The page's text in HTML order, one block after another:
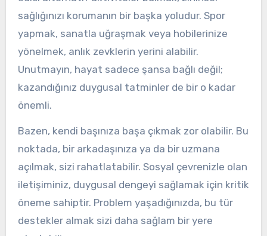
sağlığınızı korumanın bir başka yoludur. Spor
yapmak, sanatla uğraşmak veya hobilerinize
yönelmek, anlık zevklerin yerini alabilir.
Unutmayın, hayat sadece şansa bağlı değil;
kazandığınız duygusal tatminler de bir o kadar
önemli.
Bazen, kendi başınıza başa çıkmak zor olabilir. Bu
noktada, bir arkadaşınıza ya da bir uzmana
açılmak, sizi rahatlatabilir. Sosyal çevrenizle olan
iletişiminiz, duygusal dengeyi sağlamak için kritik
öneme sahiptir. Problem yaşadığınızda, bu tür
destekler almak sizi daha sağlam bir yere